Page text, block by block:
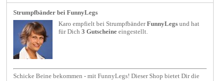
Strumpfbänder bei FunnyLegs
Karo empfielt bei Strumpfbänder FunnyLegs und hat
für Dich3 Gutscheine eingestellt.
Schicke Beine bekommen - mit FunnyLegs! Dieser Shop bietet Dir die